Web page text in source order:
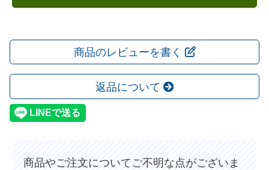
商品のレビューを書く
返品について
商品やご注文についてご不明な点がございま